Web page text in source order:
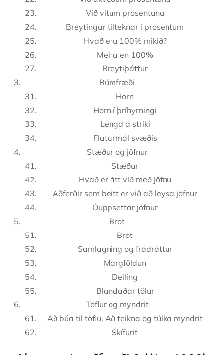
Við vitum prósentuna
Breytingar tilteknar í prósentum
Hvað eru 100% mikið?
Meira en 100%
Breytiþáttur
Rúmfræði
Horn
Horn í þríhyrningi
Lengd á striki
Flatarmál svæðis
Stæður og jöfnur
Stæður
Hvað er átt við með jöfnu
Aðferðir sem beitt er við að leysa jöfnur
Óuppsettar jöfnur
Brot
Brot
Samlagning og frádráttur
Margföldun
Deiling
Blandaðar tölur
Töflur og myndrit
Að búa til töflu. Að teikna og túlka myndrit
Skífurit